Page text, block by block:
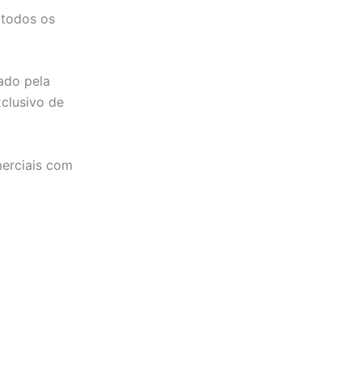
os
pela
de
com